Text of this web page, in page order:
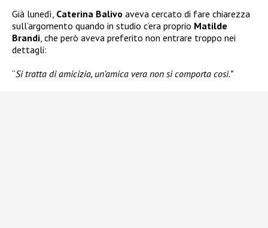
Già lunedì, Caterina Balivo aveva cercato di fare chiarezza
sull’argomento quando in studio c’era proprio Matilde
Brandi , che però aveva preferito non entrare troppo nei
dettagli:
“Si tratta di amicizia, un’amica vera non si comporta così.”